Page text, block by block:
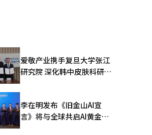
爱敬产业携手复旦大学张江
研究院 深化韩中皮肤科研合
李在明发布《旧金山AI宣
言》将与全球共启AI黄金时